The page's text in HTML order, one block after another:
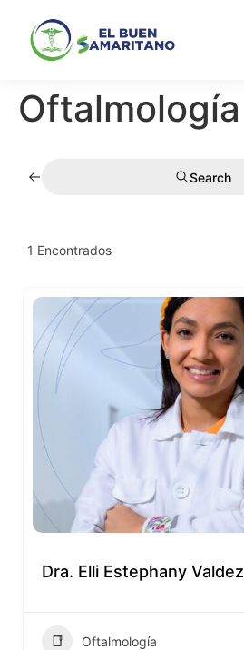
Únete A
Nosotros
Contacto
Oftalmología
Search
1 Encontrados
Dra. Elli Estephany Valdez
Oftalmología